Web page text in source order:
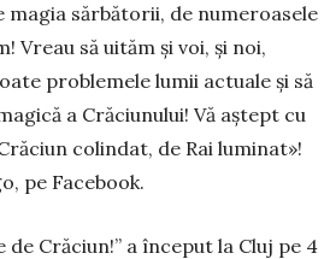
magia sărbătorii, de numeroasele
Vreau să uităm și voi, și noi,
problemele lumii actuale și să
a Crăciunului! Vă aștept cu
colin­dat, de Rai luminat»!
pe Facebook.
de Cră­ciun!” a început la Cluj pe 4